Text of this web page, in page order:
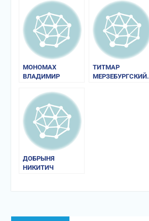
МУЧЕНИКАМ
СВЯТЫМ БОРИСУ
И ГЛЕБУ
МОНОМАХ
ВЛАДИМИР
ТИТМАР
МЕРЗЕБУРГСКИЙ.
ДОБРЫНЯ
НИКИТИЧ
Навигация